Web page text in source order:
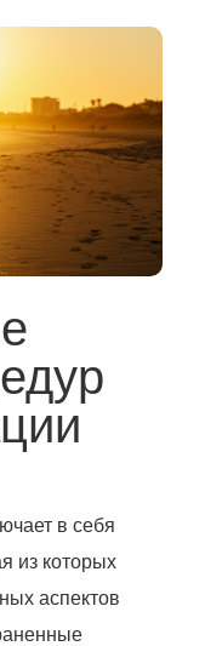
в себя
из которых
аспектов